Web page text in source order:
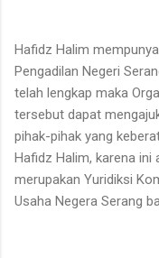
Hafidz Halim
Pengadilan Negeri
telah lengkap maka
tersebut dapat
pihak-pihak yang
Hafidz Halim, karena
merupakan Yuridiksi
Usaha Negera Serang